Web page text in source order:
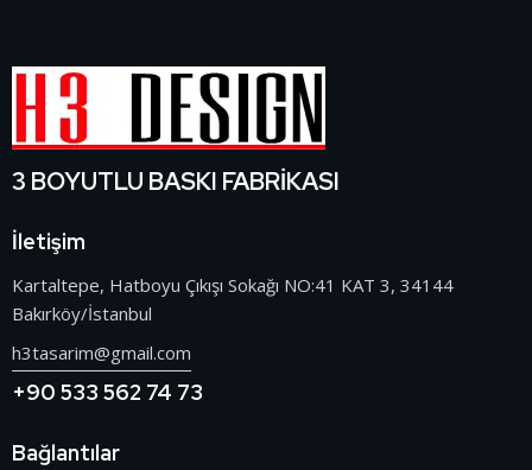
3 BOYUTLU BASKI FABRİKASI
İletişim
Kartaltepe, Hatboyu Çıkışı Sokağı NO:41 KAT 3, 34144
Bakırköy/İstanbul
h3tasarim@gmail.com
+90 533 562 74 73
Bağlantılar